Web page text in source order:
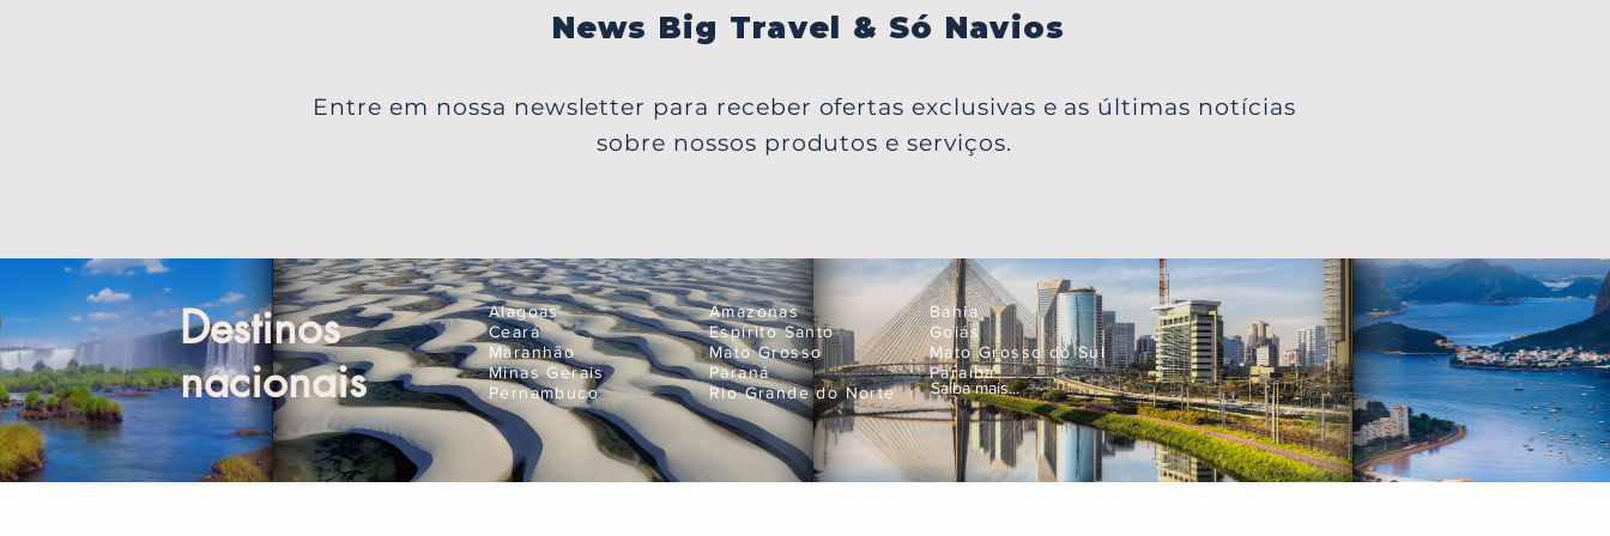
News Big Travel & Só Navios
Entre em nossa newsletter para receber ofertas exclusivas e as últimas notícias
sobre nossos produtos e serviços.
Destinos
nacionais
Saiba mais...
Alagoas
Ceará
Maranhão
Minas Gerais
Pernambuco
Amazonas
Espírito Santo
Mato Grosso
Paraná
Rio Grande do Norte
Bahia
Goiás
Mato Grosso do Sul
Paraíba